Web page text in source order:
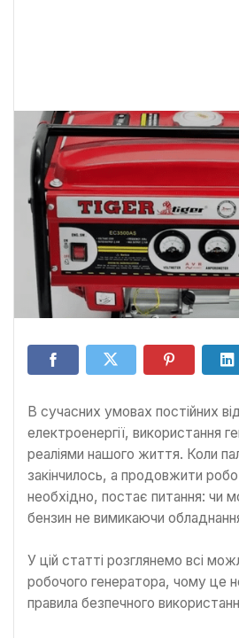
В сучасних умовах постійних
електроенергії, використання
реаліями нашого життя. Коли
закінчилось, а продовжити
необхідно, постає питання: чи
бензин не вимикаючи
У цій статті розглянемо всі
робочого генератора, чому це
правила безпечного